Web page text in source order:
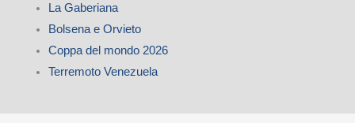
La Gaberiana
Bolsena e Orvieto
Coppa del mondo 2026
Terremoto Venezuela